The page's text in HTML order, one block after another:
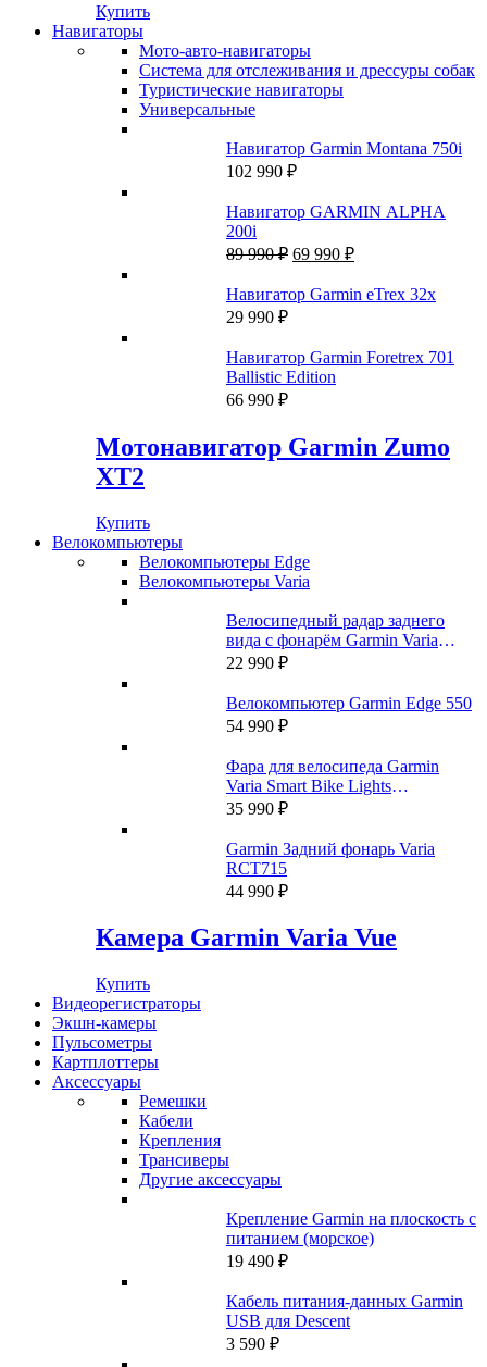
Купить
Навигаторы
Мото-авто-навигаторы
Система для отслеживания и дрессуры собак
Туристические навигаторы
Универсальные
Навигатор Garmin Montana 750i
102 990 ₽
Навигатор GARMIN ALPHA
200i
89 990₽ Первоначальная
составляла
89
69 990 ₽Текущая
69
Навигатор Garmin eTrex 32x
29 990 ₽
Навигатор Garmin Foretrex 701
Ballistic Edition
66 990 ₽
Мотонавигатор Garmin Zumo
XT2
Купить
Велокомпьютеры
Велокомпьютеры Edge
Велокомпьютеры Varia
Велосипедный радар заднего
вида с фонарём Garmin Varia
RTL515 (A04024)
22 990 ₽
Велокомпьютер Garmin Edge 550
54 990 ₽
Фара для велосипеда Garmin
Varia Smart Bike Lights
HL500+TL300
35 990 ₽
Garmin Задний фонарь Varia
RCT715
44 990 ₽
Камера Garmin Varia Vue
Купить
Видеорегистраторы
Экшн-камеры
Пульсометры
Картплоттеры
Аксессуары
Ремешки
Кабели
Крепления
Трансиверы
Другие аксессуары
Крепление Garmin на плоскость с
питанием (морское)
19 490 ₽
Кабель питания-данных Garmin
USB для Descent
3 590 ₽